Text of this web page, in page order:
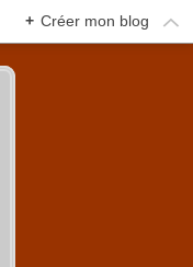
+ Créer mon blog